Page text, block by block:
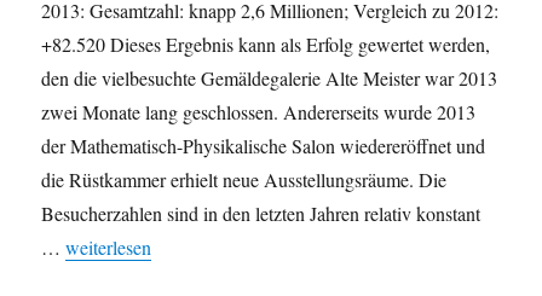
2013: Gesamtzahl: knapp 2,6 Millionen; Vergleich zu 2012:
+82.520 Dieses Ergebnis kann als Erfolg gewertet werden,
den die vielbesuchte Gemäldegalerie Alte Meister war 2013
zwei Monate lang geschlossen. Andererseits wurde 2013
der Mathematisch-Physikalische Salon wiedereröffnet und
die Rüstkammer erhielt neue Ausstellungsräume. Die
Besucherzahlen sind in den letzten Jahren relativ konstant
…„Besucher der Staatlichen Kunstsammlungen Dresden 2013:
weiterlesen